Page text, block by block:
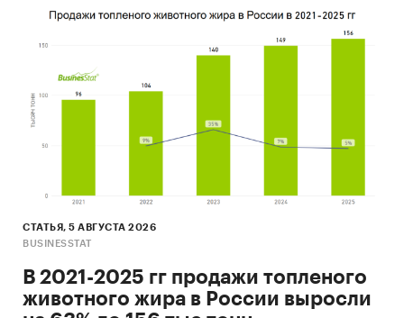
завод, Лискимонтажконструкция и другие.
Приведены рейтинги:
экспортеров
зарубежных получателей
официальная статистика и собранные
Информация профильных ведомств:
СТАТЬЯ, 5 АВГУСТА 2026
BUSINESSTAT
В 2021-2025 гг продажи топленого
животного жира в России выросли